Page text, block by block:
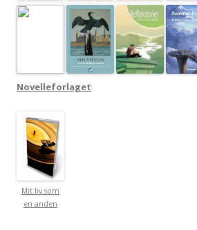
Novelleforlaget
Mit liv som
en anden